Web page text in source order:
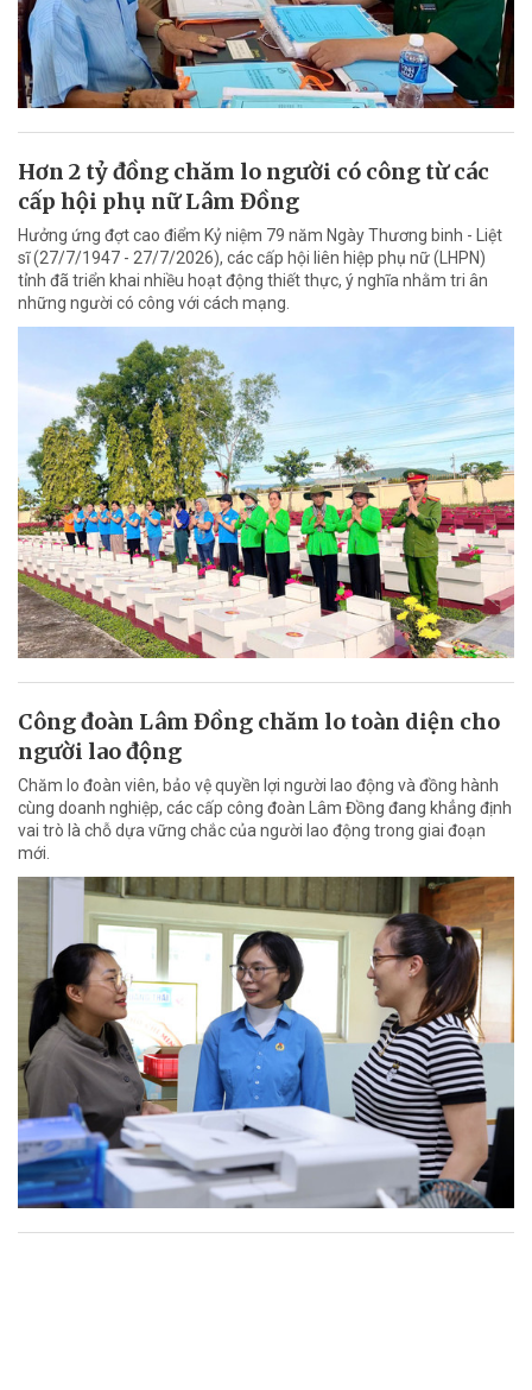
Hơn 2 tỷ đồng chăm lo người có công từ các
cấp hội phụ nữ Lâm Đồng
Hưởng ứng đợt cao điểm Kỷ niệm 79 năm Ngày Thương binh - Liệt
sĩ (27/7/1947 - 27/7/2026), các cấp hội liên hiệp phụ nữ (LHPN)
tỉnh đã triển khai nhiều hoạt động thiết thực, ý nghĩa nhằm tri ân
những người có công với cách mạng.
Công đoàn Lâm Đồng chăm lo toàn diện cho
người lao động
Chăm lo đoàn viên, bảo vệ quyền lợi người lao động và đồng hành
cùng doanh nghiệp, các cấp công đoàn Lâm Đồng đang khẳng định
vai trò là chỗ dựa vững chắc của người lao động trong giai đoạn
mới.